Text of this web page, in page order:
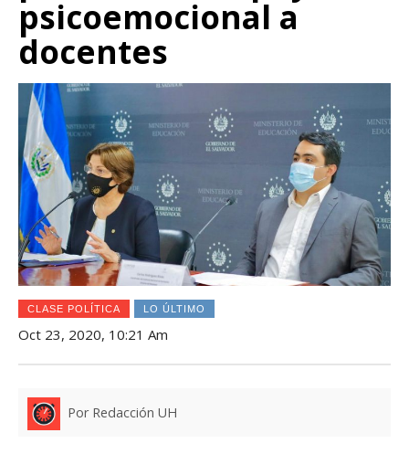
psicoemocional a
docentes
CLASE POLÍTICA LO ÚLTIMO
Oct 23, 2020, 10:21 Am
Por Redacción UH